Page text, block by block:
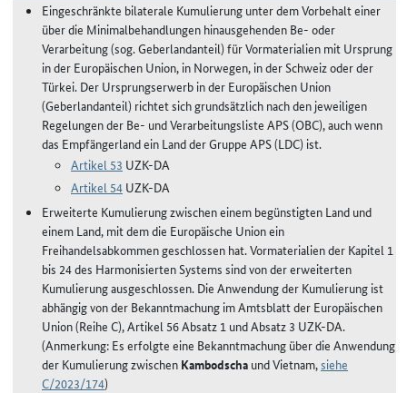
Eingeschränkte bilaterale Kumulierung unter dem Vorbehalt einer
über die Minimalbehandlungen hinausgehenden Be- oder
Verarbeitung (sog. Geberlandanteil) für Vormaterialien mit Ursprung
in der Europäischen Union, in Norwegen, in der Schweiz oder der
Türkei. Der Ursprungserwerb in der Europäischen Union
(Geberlandanteil) richtet sich grundsätzlich nach den jeweiligen
Regelungen der Be- und Verarbeitungsliste APS (OBC), auch wenn
das Empfängerland ein Land der Gruppe APS (LDC) ist.
Artikel 53 UZK-DA
Artikel 54 UZK-DA
Erweiterte Kumulierung zwischen einem begünstigten Land und
einem Land, mit dem die Europäische Union ein
Freihandelsabkommen geschlossen hat. Vormaterialien der Kapitel 1
bis 24 des Harmonisierten Systems sind von der erweiterten
Kumulierung ausgeschlossen. Die Anwendung der Kumulierung ist
abhängig von der Bekanntmachung im Amtsblatt der Europäischen
Union (Reihe C), Artikel 56 Absatz 1 und Absatz 3 UZK-DA.
(Anmerkung: Es erfolgte eine Bekanntmachung über die Anwendung
der Kumulierung zwischen Kambodscha und Vietnam,siehe
C/2023/174)